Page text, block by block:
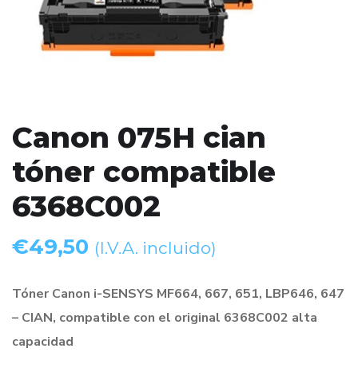
Canon 075H cian
tóner compatible
6368C002
€49,50 (I.V.A. incluido)
Tóner Canon i-SENSYS MF664, 667, 651, LBP646, 647
– CIAN, compatible con el original 6368C002 alta
capacidad